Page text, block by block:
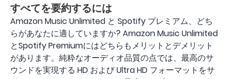
すべてを要約するには
Amazon Music Unlimited と Spotify プレミアム、どち
らがあなたに適していますか? Amazon Music Unlimited
とSpotify Premiumにはどちらもメリットとデメリット
があります。純粋なオーディオ品質の点では、最高のサ
ウンドを実現する HD および Ultra HD フォーマットをサ